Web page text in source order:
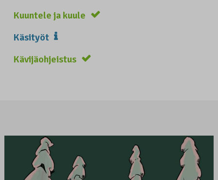
Kuuntele ja kuule
Käsityöt
Kävijäohjeistus